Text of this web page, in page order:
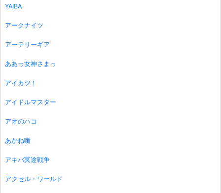
YAIBA
アークナイツ
アーテリーギア
ああっ女神さまっ
アイカツ！
アイドルマスター
アオのハコ
あかね噺
アキバ冥途戦争
アクセル・ワールド